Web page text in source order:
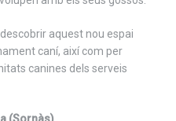
aquest nou espai
caní, així com per
canines dels serveis